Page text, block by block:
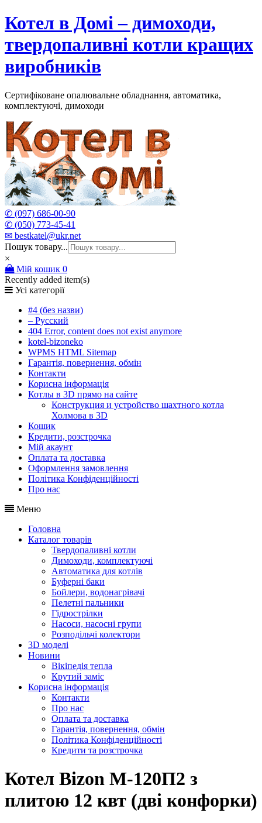
Skip
to
Котел в Домі – димоходи,
твердопаливні котли кращих
виробників
Сертифіковане опалювальне обладнання, автоматика,
комплектуючі, димоходи
✆ (097) 686-00-90
✆ (050) 773-45-41
✉ bestkatel@ukr.net
Пошук товару...
×
Мій кошик 0
Recently added item(s)
Усі категорії
#4 (без назви)
– Русский
404 Error, content does not exist anymore
kotel-bizoneko
WPMS HTML Sitemap
Гарантія, повернення, обмін
Контакти
Корисна інформація
Котлы в 3D прямо на сайте
Конструкция и устройство шахтного котла
Холмова в 3D
Кошик
Кредити, розстрочка
Мій акаунт
Оплата та доставка
Оформлення замовлення
Політика Конфіденційності
Про нас
Меню
Головна
Каталог товарів
Твердопаливні котли
Димоходи, комплектуючі
Автоматика для котлів
Буферні баки
Бойлери, водонагрівачі
Пелетні пальники
Гідрострілки
Насоси, насосні групи
Розподільчі колектори
3D моделі
Новини
Вікіпедія тепла
Крутий заміс
Корисна інформація
Контакти
Про нас
Оплата та доставка
Гарантія, повернення, обмін
Політика Конфіденційності
Кредити та розстрочка
Котел Bizon М-120П2 з
плитою 12 квт (дві конфорки)